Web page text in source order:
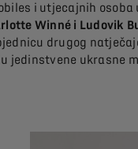
i utjecajnih
Winné i Ludovik
drugog
ukrasne